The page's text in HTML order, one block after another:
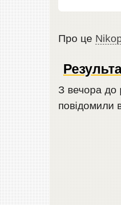
Про це
З вечора до
повідомили